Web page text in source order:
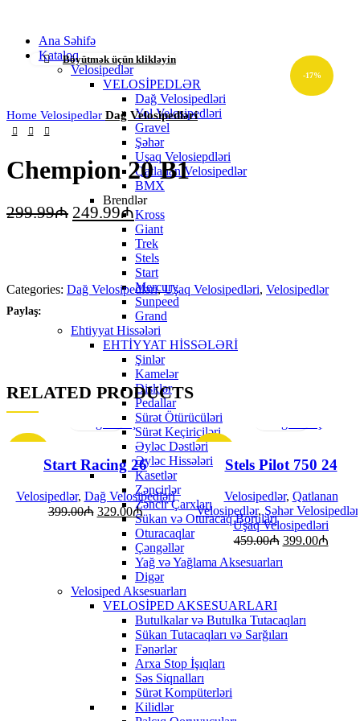
Ana Səhifə
Kataloq
Velosipedlər
VELOSİPEDLƏR
Dağ Velosipedləri
Yol Velosipedləri
Gravel
Şəhər
Uşaq Velosiepdləri
Qatlanan Velosipedlər
BMX
Brendlər
Kross
Giant
Trek
Stels
Start
Mercury
Sunpeed
Grand
Ehtiyyat Hissələri
EHTİYYAT HİSSƏLƏRİ
Şinlər
Kamelər
Disklər
Pedallar
Sürət Ötürücüləri
Sürət Keçiriciləri
Əyləc Dəstləri
Əyləc Hissələri
Kasetlər
Zəncirlər
Zəncir Çarxları
Sükan və Oturacaq Boruları
Oturacaqlar
Çəngəllər
Yağ və Yağlama Aksesuarları
Digər
Velosiped Aksesuarları
VELOSİPED AKSESUARLARI
Butulkalar və Butulka Tutacaqları
Sükan Tutacaqları və Sarğıları
Fənərlər
Arxa Stop İşıqları
Səs Siqnalları
Sürət Kompüterləri
Kilidlər
-17%
Böyütmək üçün klikləyin
Home Velosipedlər Dağ Velosipedləri
Chempion 20 B1
299.99₼ 249.99₼
Categories: Dağ Velosipedləri, Uşaq Velosipedləri, Velosipedlər
Paylaş:
RELATED PRODUCTS
Sürətli
görünüş
Start Racing 26
Velosipedlər, Dağ Velosipedləri
399.00₼ 329.00₼
-13%
Stels Pilot 750 24
Velosipedlər, Qatlanan
Velosipedlər, Şəhər
Uşaq Velosipedləri
459.00₼ 399.00₼